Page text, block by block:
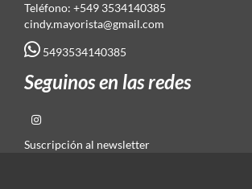
Teléfono: +549 3534140385
cindy.mayorista@gmail.com
5493534140385
Seguinos en las redes
Suscripción al newsletter